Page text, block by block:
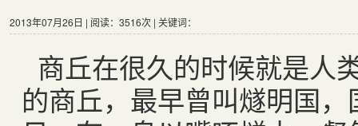
2013年07月26日 | 阅读：3516次 | 关键词：
商丘在很久的时候就是人
的商丘，最早曾叫燧明国